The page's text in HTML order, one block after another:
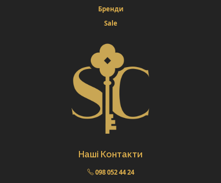
Бренди
Sale
Наші Контакти
098 052 44 24